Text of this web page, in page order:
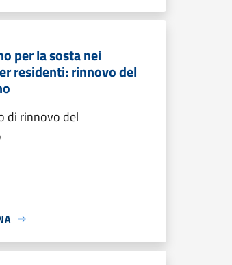
per la sosta nei
residenti: rinnovo del
di rinnovo del